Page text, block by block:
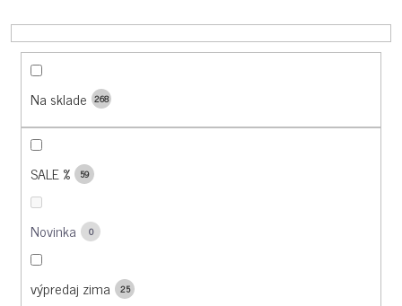
U
K
Na sklade 268
SALE % 59
Novinka 0
výpredaj zima 25